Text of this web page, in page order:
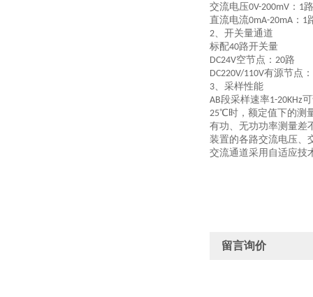
交流电压0V-200mV ： 1路
直流电流0mA-20mA ： 1
2、 开关量通道
标配40路开关量
DC24V空节点： 20路
DC220V/110V有源节点：
3、 采样性能
AB段采样速率1-20KHz
25℃时，额定值下的测
有功、无功功率测量差
装置的各路交流电压、
交流通道采用自适应技
留言询价